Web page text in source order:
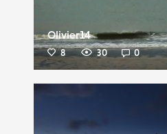
Olivier14
8 30 0